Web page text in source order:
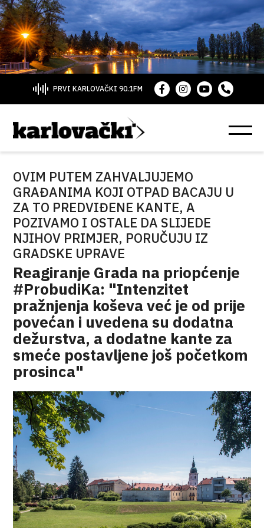
PRVI KARLOVAČKI 90.1FM
OVIM PUTEM ZAHVALJUJEMO
GRAĐANIMA KOJI OTPAD BACAJU U
ZA TO PREDVIĐENE KANTE, A
POZIVAMO I OSTALE DA SLIJEDE
NJIHOV PRIMJER, PORUČUJU IZ
GRADSKE UPRAVE
Reagiranje Grada na priopćenje
#ProbudiKa: "Intenzitet
pražnjenja koševa već je od prije
povećan i uvedena su dodatna
dežurstva, a dodatne kante za
smeće postavljene još početkom
prosinca"